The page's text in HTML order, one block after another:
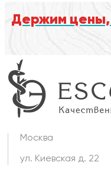
Держим цены,
Москва
ул. Киевская д. 22